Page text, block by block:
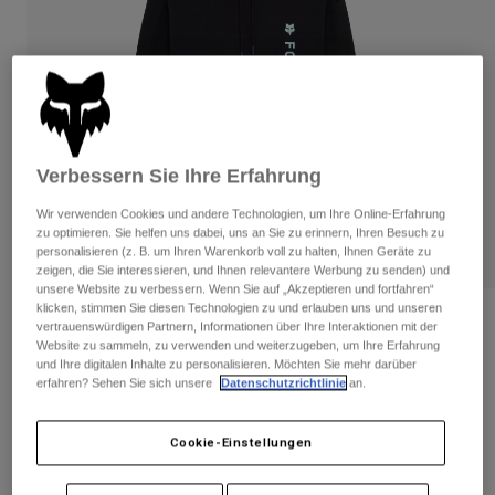
Hosen
Kurze Hosen
Handschuhe
Protektoren
Brillen
Socken
Zubehör
Handschuhe
Jacken
Protektoren
Brillen
Socken
Taschen & Zubehör
Alle anzeigen
Damen
T-Shirts & Tops
Hoodies und Pullover
Jacken
Hosen
Shirts
Alle anzeigen
Kinder
Brillen
Socken
Alle anzeigen
Moto
Helme
Jerseys
Hosen
Stiefel
Brillen
Winners Circle Pullover Hoodie für
Frauen
Artikelnr. 36499
Price reduced from
€ 40,00
Verbessern Sie Ihre Erfahrung
Wir verwenden Cookies und andere Technologien, um Ihre Online-Erfahrung
zu optimieren. Sie helfen uns dabei, uns an Sie zu erinnern, Ihren Besuch zu
personalisieren (z. B. um Ihren Warenkorb voll zu halten, Ihnen Geräte zu
zeigen, die Sie interessieren, und Ihnen relevantere Werbung zu senden) und
unsere Website zu verbessern. Wenn Sie auf „Akzeptieren und fortfahren“
klicken, stimmen Sie diesen Technologien zu und erlauben uns und unseren
vertrauenswürdigen Partnern, Informationen über Ihre Interaktionen mit der
Website zu sammeln, zu verwenden und weiterzugeben, um Ihre Erfahrung
und Ihre digitalen Inhalte zu personalisieren. Möchten Sie mehr darüber
erfahren? Sehen Sie sich unsere
Datenschutzrichtlinie an.
Cookie-Einstellungen